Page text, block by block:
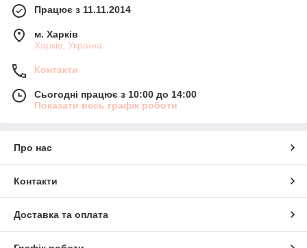
Працює з 11.11.2014
м. Харків
Харків, Україна
Контакти
Сьогодні працює з 10:00 до 14:00
Показати весь графік роботи
Про нас
Контакти
Доставка та оплата